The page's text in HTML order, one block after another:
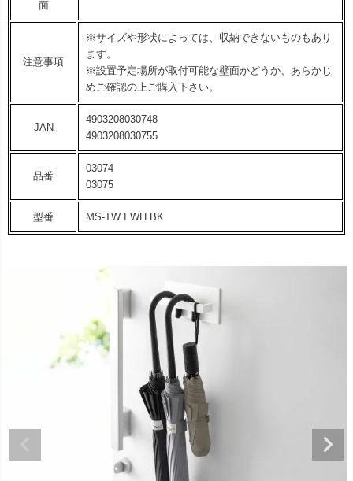
面
注意事項
※サイズや形状によっては、収納できないものもあり
ます。
※設置予定場所が取付可能な壁面かどうか、あらかじ
めご確認の上ご購入下さい。
JAN
4903208030748
4903208030755
品番
03074
03075
型番 MS-TW I WH BK